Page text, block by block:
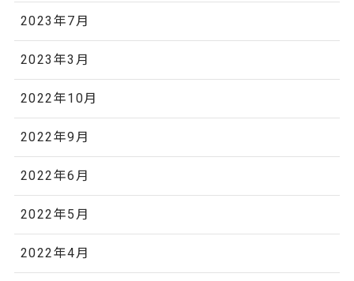
2023年7月
2023年3月
2022年10月
2022年9月
2022年6月
2022年5月
2022年4月